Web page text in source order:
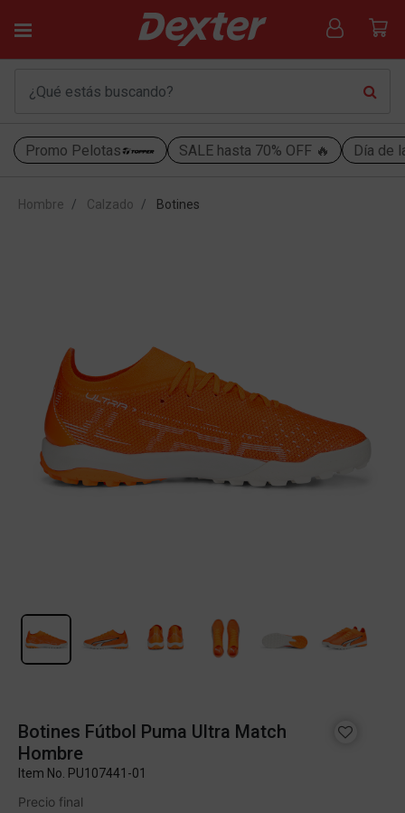
Promo Pelotas SALE hasta 70% OFF 🔥 Día de
Hombre Calzado Botines
Botines Fútbol Puma Ultra Match
Hombre
Item No. PU107441-01
Precio final